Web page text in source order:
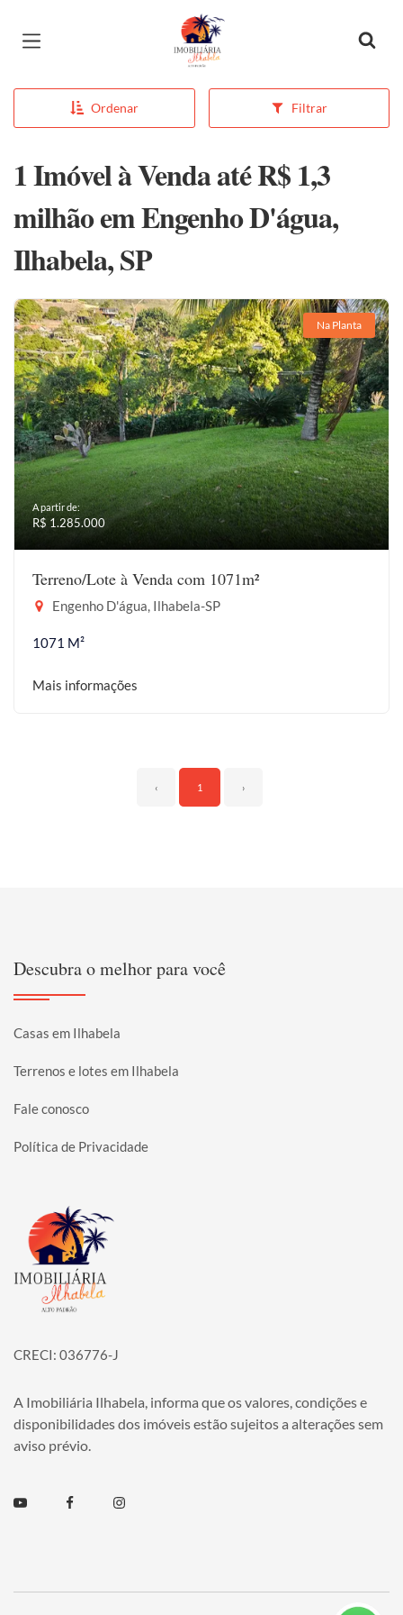
Página inicial
Ordenar Filtrar
1 Imóvel à Venda até R$ 1,3
milhão em Engenho D'água,
Ilhabela, SP
Na Planta
A partir de:
R$ 1.285.000
Terreno/Lote à Venda com 1071m²
Engenho D'água, Ilhabela-SP
1071 M²
Mais informações
‹ 1 ›
Descubra o melhor para você
Casas em Ilhabela
Terrenos e lotes em Ilhabela
Fale conosco
Política de Privacidade
Página inicial
CRECI: 036776-J
A Imobiliária Ilhabela, informa que os valores, condições e
disponibilidades dos imóveis estão sujeitos a alterações sem
aviso prévio.
Youtube FacebookInstagram